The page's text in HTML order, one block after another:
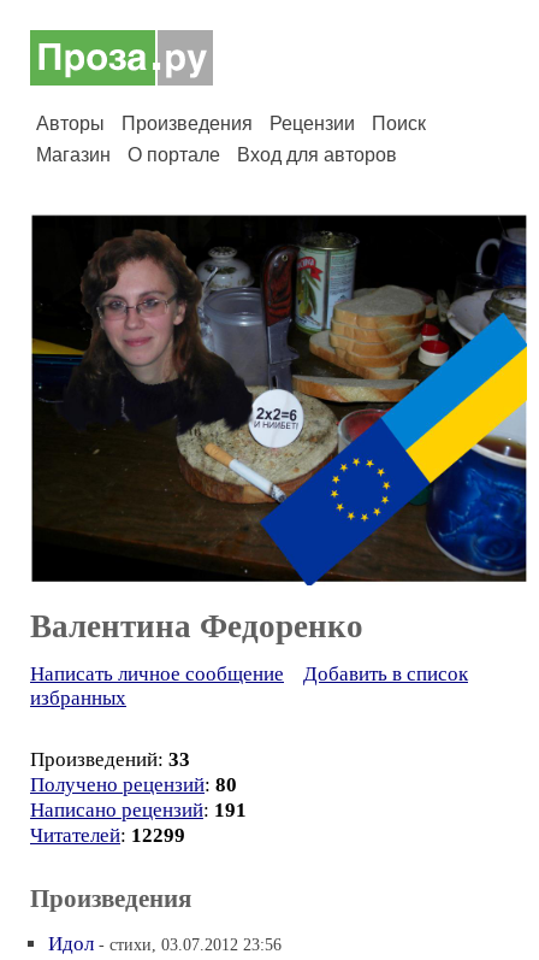
Авторы Произведения Рецензии
Поиск
Магазин
О портале Вход для авторов
Валентина Федоренко
Написать личное сообщение
Добавить в список
избранных
Произведений: 33
Получено рецензий: 80
Написано рецензий: 191
Читателей: 12299
Произведения
Идол - стихи, 03.07.2012 23:56